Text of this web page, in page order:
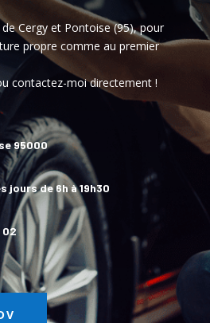
Cergy et Pontoise (95), pour
propre comme au premier
contactez-moi directement !
95000
jours de 6h à 19h30
02